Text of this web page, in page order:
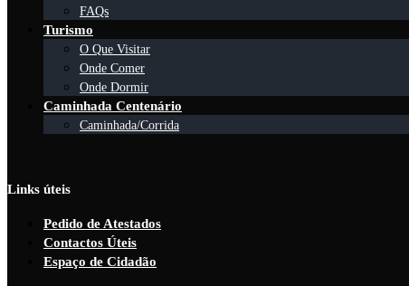
FAQs
Turismo
O Que Visitar
Onde Comer
Onde Dormir
Caminhada Centenário
Caminhada/Corrida
Links úteis
Pedido de Atestados
Contactos Úteis
Espaço de Cidadão